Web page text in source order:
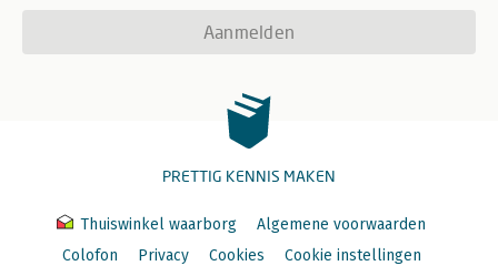
Aanmelden
PRETTIG KENNIS MAKEN
Thuiswinkel waarborg
Algemene voorwaarden
Colofon
Privacy Cookies
Cookie instellingen